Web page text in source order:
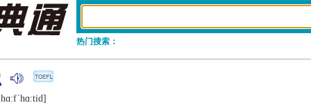
热门搜索：